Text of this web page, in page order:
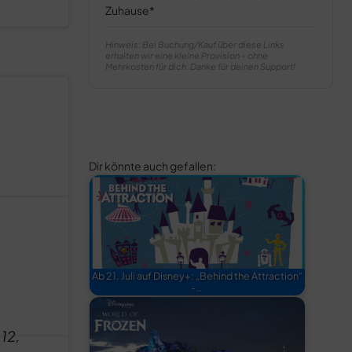
Zuhause
Hinweis: Bei Buchung/Kauf über diese Links
erhalten wir eine kleine Provision – ohne
Mehrkosten für dich. Danke für deinen Support!
Dir könnte auch gefallen:
Ab 21. Juli auf Disney+: „Behind the Attraction“
-…